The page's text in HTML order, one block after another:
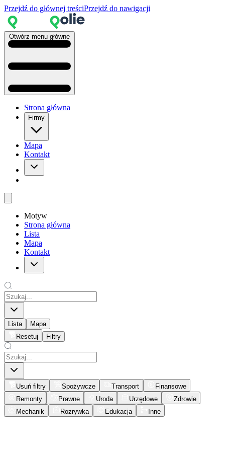
Przejdź do głównej treściPrzejdź do nawigacji
Otwórz menu główne
Strona główna
Firmy
Mapa
Kontakt
Motyw
Strona główna
Lista
Mapa
Kontakt
Lista
Mapa
Resetuj
Filtry
Usuń filtry Spożywcze Transport
Finansowe
Remonty
Prawne Uroda Urzędowe
Zdrowie
Mechanik
Rozrywka Edukacja Inne